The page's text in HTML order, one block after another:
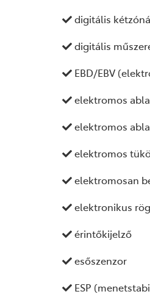
digitális
digitális
EBD/EBV
elektromos
elektromos
elektromos
elektromosan
elektronikus
érintőkijelző
esőszenzor
ESP